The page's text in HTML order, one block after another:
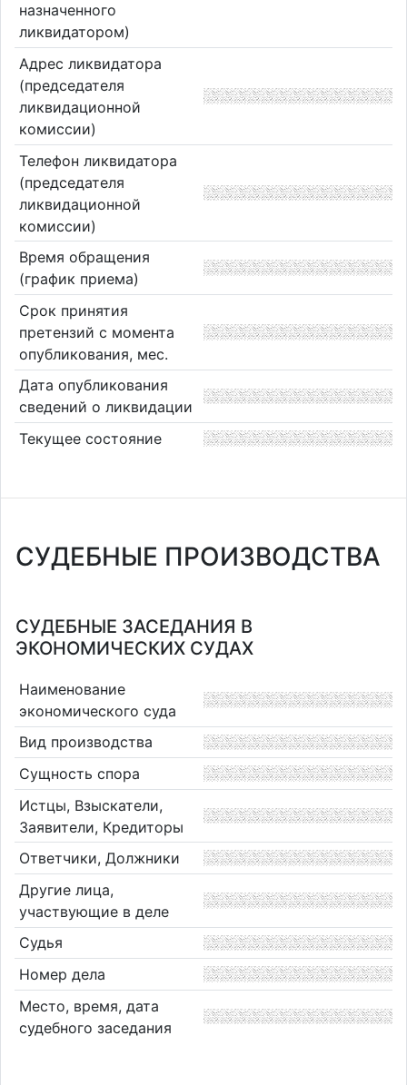
назначенного
ликвидатором)
Адрес ликвидатора
(председателя
ликвидационной
комиссии)
Телефон ликвидатора
(председателя
ликвидационной
комиссии)
Время обращения
(график приема)
Срок принятия
претензий с момента
опубликования, мес.
Дата опубликования
сведений о ликвидации
Текущее состояние
СУДЕБНЫЕ ПРОИЗВОДСТВА
СУДЕБНЫЕ ЗАСЕДАНИЯ В
ЭКОНОМИЧЕСКИХ СУДАХ
Наименование
экономического суда
Вид производства
Сущность спора
Истцы, Взыскатели,
Заявители, Кредиторы
Ответчики, Должники
Другие лица,
участвующие в деле
Судья
Номер дела
Место, время, дата
судебного заседания